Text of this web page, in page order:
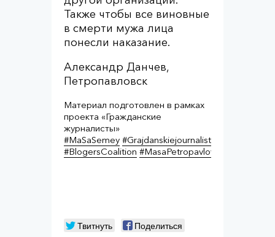
Также чтобы все виновные
в смерти мужа лица
понесли наказание.
Александр Данчев,
Петропавловск
Материал подготовлен в рамках
проекта «Гражданские
журналисты»
#MaSaSemey #Grajdanskiejournalisty
#BlogersCoalition #MasaPetropavlovsk
Твитнуть
Поделиться